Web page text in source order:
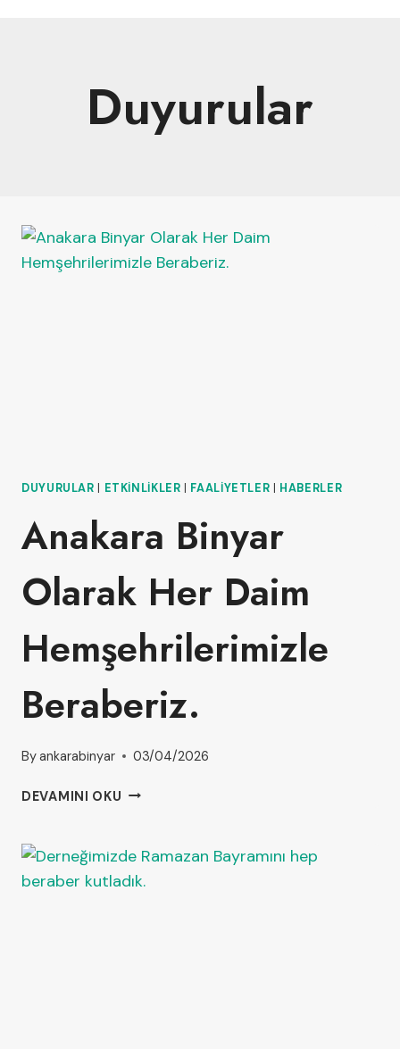
Duyurular
DUYURULAR ETKINLIKLER FAALIYETLER HABERLER
Anakara Binyar
Olarak Her Daim
Hemşehrilerimizle
Beraberiz.
Byankarabinyar 03/04/2026
DEVAMINI OKU